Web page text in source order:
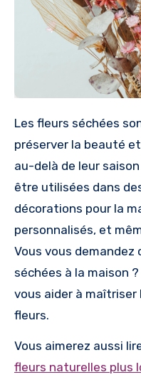
Les fleurs séchées sont un excellent moyen de
préserver la beauté
au-delà de leur
être utilisées dans
décorations pour la
personnalisés, et
Vous vous
séchées à la maison
vous aider à maîtriser
fleurs.
Vous aimerez aussi
fleurs naturelles plus